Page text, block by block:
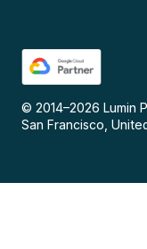
© 2014–2026 Lumin
San Francisco,